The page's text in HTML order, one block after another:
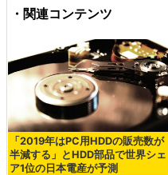
・関連コンテンツ
「2019年はPC用HDDの販売数が
半減する」とHDD部品で世界シェ
ア1位の日本電産が予測